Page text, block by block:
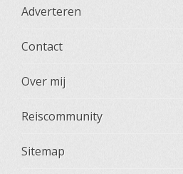
Adverteren
Contact
Over mij
Reiscommunity
Sitemap